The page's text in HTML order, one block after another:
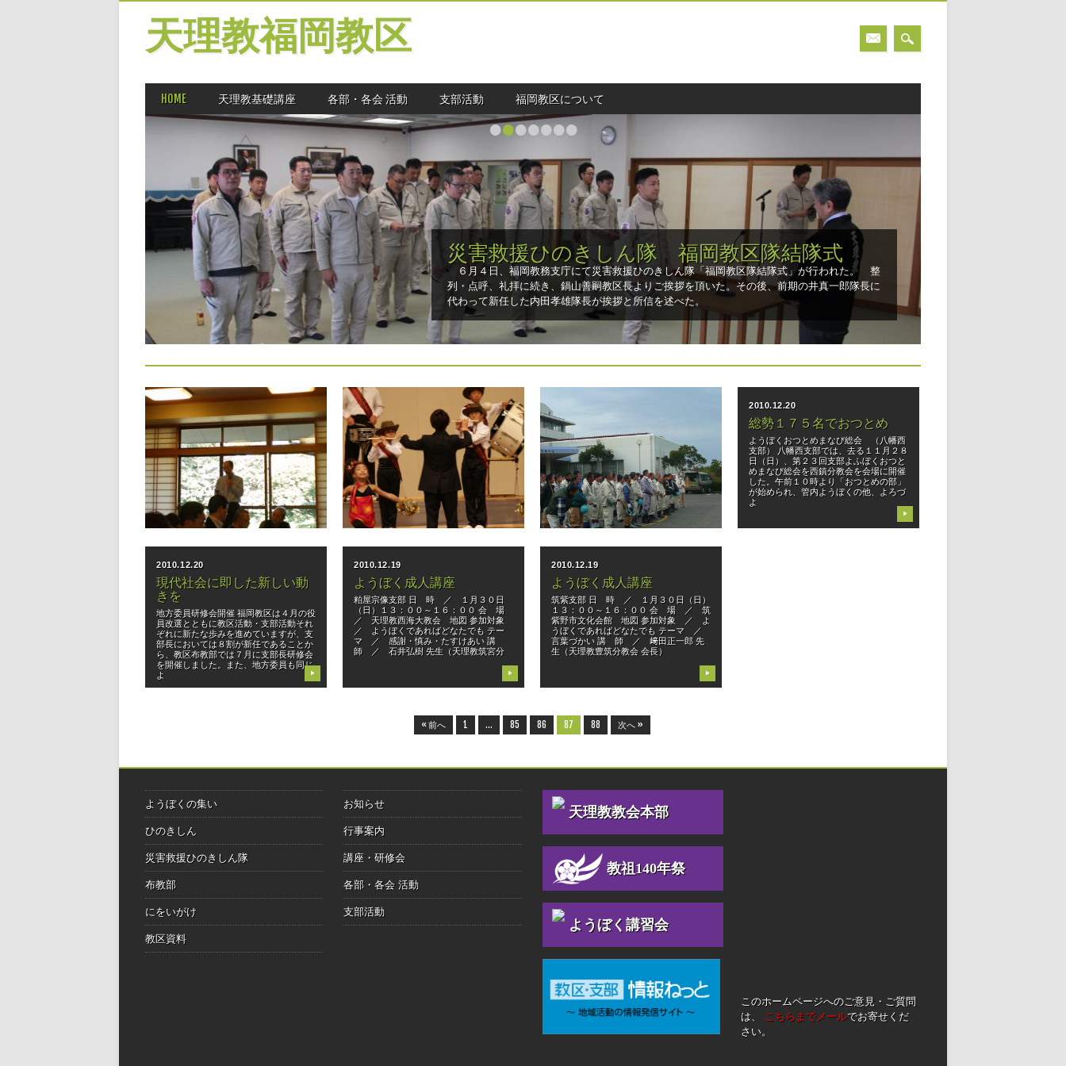
天理教福岡教区
MAIN MENU
content
HOME 天理教基礎講座 各部・各会 活動 支部活動 福岡教区について
•••••••
災害救援ひのきしん隊 福岡教区隊結隊式
６月４日、福岡教務支庁にて災害救援ひのきしん隊「福岡教区隊結隊式」が行われた。 整
列・点呼、礼拝に続き、鍋山善嗣教区長よりご挨拶を頂いた。その後、前期の井真一郎隊長に
代わって新任した内田孝雄隊長が挨拶と所信を述べた。
2010.12.27
手配りひのきしん者の増員
と天理時報の増部を目指し
て！
福岡西支部 「天理時報手配りひのきしん
者 感謝の集い」開催 福岡西支部で
は、さる１２月１日、「感謝の集い」を
開催した。 小春日和のこの日、支部担
当者・手配りひのきしん者２０名を乗せ
たマイクロバスは進路を西にとり、「ま
▶
2010.12.27
一手一つのよろこびを！
第２９回 鼓笛フェスタ ｉｎ ＦＵＫＵＯ
ＫＡ 開催 福岡教区鼓笛連盟では、１２
月５日、 八幡市民会館にて、「鼓笛フェ
スタ」を開催いたしました。 今回は、福
岡教区管内１１隊の鼓笛隊が参加。午前
の部の演奏では各隊、一手一つの
さつき松原でひのきしん
福岡教区隊がさつき松原・地島で教区訓
練 １１月３０日から１２月１日にかけ
て、災害救援ひのきしん隊福岡教区隊
（以下災救隊・﨑田正一郎隊長）は、宗
像市さつき松原を会場に教区訓練を実
施。２日間を通して、５４名の隊員と１
０名の粕
2010.12.20
総勢１７５名でおつとめ
ようぼくおつとめまなび総会 （八幡西
支部） 八幡西支部では、去る１１月２８
日（日）、第２３回支部よふぼくおつと
めまなび総会を西鎮分教会を会場に開催
した。午前１０時より「おつとめの部」
が始められ、管内ようぼくの他、よろづ
よ
▶
2010.12.20
現代社会に即した新しい動
きを
地方委員研修会開催 福岡教区は４月の役
員改選とともに教区活動・支部活動それ
ぞれに新たな歩みを進めていますが、支
部長においては８割が新任であることか
ら、教区布教部では７月に支部長研修会
を開催しました。また、地方委員も同じ
よ
▶
2010.12.19
ようぼく成人講座
粕屋宗像支部 日 時 ／ １月３０日
（日）１３：００～１６：００ 会 場
／ 天理教西海大教会 地図 参加対象
／ ようぼくであればどなたでも テー
マ ／ 感謝・慎み・たすけあい 講
師 ／ 石井弘樹 先生（天理教筑宮分
▶
2010.12.19
ようぼく成人講座
筑紫支部 日 時 ／ １月３０日（日）
１３：００～１６：００ 会 場 ／ 筑
紫野市文化会館 地図 参加対象 ／ よ
うぼくであればどなたでも テーマ ／
言葉づかい 講 師 ／ 﨑田正一郎 先
生（天理教豊筑分教会 会長）
▶
« 前へ 1 … 85 86 87 88 次へ »
ようぼくの集い
ひのきしん
災害救援ひのきしん隊
布教部
にをいがけ
教区資料
お知らせ
行事案内
講座・研修会
各部・各会 活動
支部活動
天理教教会本部
教祖140年祭
ようぼく講習会
このホームページへのご意見・ご質問
は、
こちらまでメールでお寄せくだ
さい。